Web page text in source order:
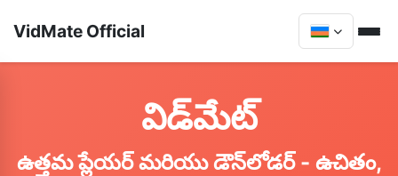
VidMate Official
విడ్‌మేట్
ఉత్తమ ప్లేయర్ మరియు డౌన్‌లోడర్ - ఉచితం,